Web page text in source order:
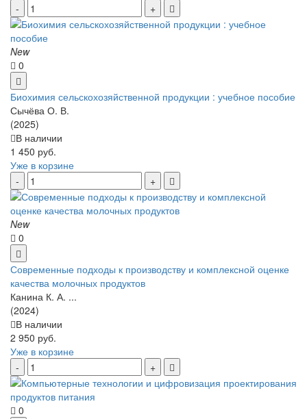
New
0
Биохимия сельскохозяйственной продукции : учебное пособие
Сычёва О. В.
(2025)
В наличии
1 450 руб.
Уже в корзине
New
0
Современные подходы к производству и комплексной оценке
качества молочных продуктов
Канина К. А. ...
(2024)
В наличии
2 950 руб.
Уже в корзине
0